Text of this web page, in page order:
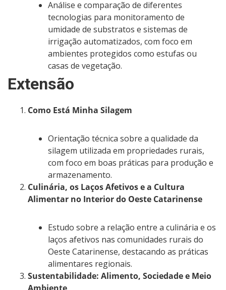
Análise e comparação de diferentes
tecnologias para monitoramento de
umidade de substratos e sistemas de
irrigação automatizados, com foco em
ambientes protegidos como estufas ou
casas de vegetação.
Extensão
Como Está Minha Silagem
Orientação técnica sobre a qualidade da
silagem utilizada em propriedades rurais,
com foco em boas práticas para produção e
armazenamento.
Culinária, os Laços Afetivos e a Cultura
Alimentar no Interior do Oeste Catarinense
Estudo sobre a relação entre a culinária e os
laços afetivos nas comunidades rurais do
Oeste Catarinense, destacando as práticas
alimentares regionais.
Sustentabilidade: Alimento, Sociedade e Meio